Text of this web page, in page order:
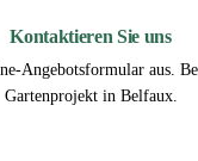
Kontaktieren Sie uns
Angebotsformular aus.
Gartenprojekt in Belfaux.